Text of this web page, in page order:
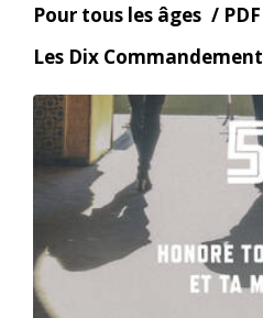
Âge
Pour tous les âges
PDF
Content
Les Dix